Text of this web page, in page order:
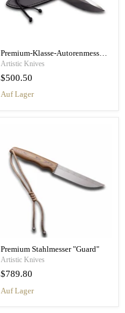
Artistic Knives
$500.50
Auf Lager
Premium Stahlmesser "Guard"
Artistic Knives
$789.80
Auf Lager